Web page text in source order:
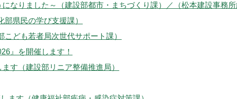
なりました～（建設部都市・まちづくり課）／（松本建設事務所
県民の学び支援課）
ども若者局次世代サポート課）
』を開催します！
す（建設部リニア整備推進局）